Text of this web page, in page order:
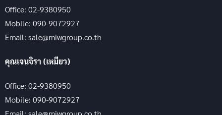
Office: 02-9380950
Mobile: 090-9072927
Email: sale@miwgroup.co.th
คุณเจนจิรา (เหมียว)
Office: 02-9380950
Mobile: 090-9072927